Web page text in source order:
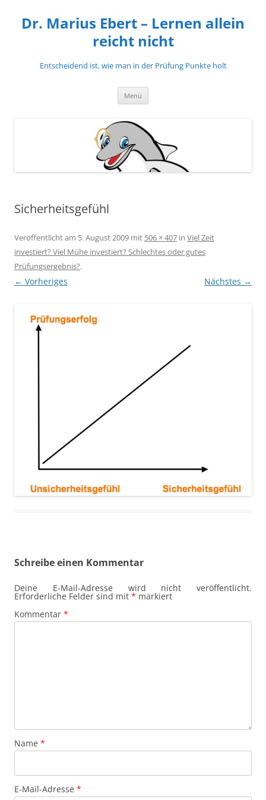
springen
Dr. Marius Ebert – Lernen allein
reicht nicht
Entscheidend ist, wie man in der Prüfung Punkte holt
Menü
Sicherheitsgefühl
Veröffentlicht am 5. August 2009 mit 506 × 407 in Viel Zeit
investiert? Viel Mühe investiert? Schlechtes oder gutes
Prüfungsergebnis?.
← Vorheriges Nächstes →
Schreibe einen Kommentar
Deine E-Mail-Adresse wird nicht veröffentlicht.
Erforderliche Felder sind mit * markiert
Kommentar *
Name *
E-Mail-Adresse *